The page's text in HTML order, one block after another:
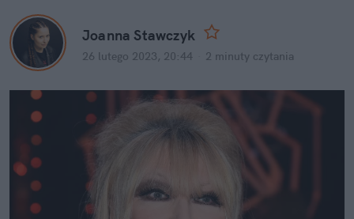
Joanna Stawczyk
26 lutego 2023, 20:44 2 minuty czytania